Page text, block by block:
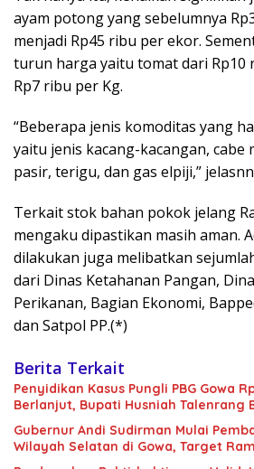
ayam potong yang sebelumnya
menjadi Rp45 ribu per ekor.
turun harga yaitu tomat dari Rp10
Rp7 ribu per Kg.
“Beberapa jenis komoditas yang
yaitu jenis kacang-kacangan, cabe
pasir, terigu, dan gas elpiji,”
Terkait stok bahan pokok jelang
mengaku dipastikan masih aman.
dilakukan juga melibatkan
dari Dinas Ketahanan Pangan,
Perikanan, Bagian Ekonomi,
dan Satpol PP.(*)
Berita Terkait
Penyidikan Kasus Pungli PBG Gowa
Berlanjut, Bupati Husniah Talenrang
Gubernur Andi Sudirman Mulai
Wilayah Selatan di Gowa, Target